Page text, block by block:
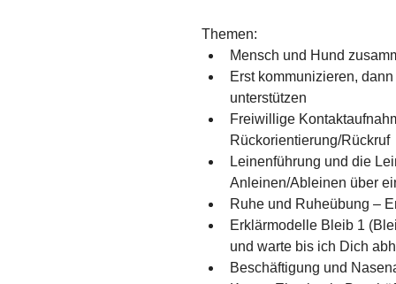
Themen:
Mensch und Hund
Erst kommunizieren,
unterstützen
Freiwillige
Rückorientierung/Rückruf
Leinenführung und die
Anleinen/Ableinen über
Ruhe und Ruheübung –
Erklärmodelle Bleib 1
und warte bis ich Dich
Beschäftigung und